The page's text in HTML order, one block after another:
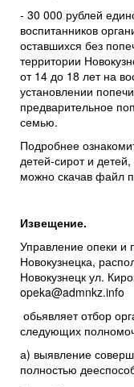
- 30 000 рублей
воспитанников
оставшихся без
территории
от 14 до 18 лет на
установлении
предварительное
семью.
Подробнее
детей-сирот и
можно скачав файл
Извещение.
Управление опеки и
Новокузнецка,
Новокузнецк ул.
opeka@admnkz.info
обьявляет отбор
следующих
а) выявление
полностью